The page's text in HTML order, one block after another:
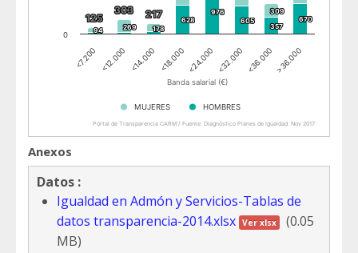
Banda salarial (€)
125
125
303
303 217
217
94
94 269
269 178
178
309
309
628
628
976
976
605
605
357
357
670
670
MUJERES HOMBRES
<7.200 <12.000 <14.000 <18.000 <24.000 <32.000 <36.000 >36.000
0
Portal de Transparencia CARM / Fuente: Diagnóstico Planes de Igualdad. Nov 2017
End of interactive chart.
Anexos
Datos :
Igualdad en Admón y Servicios-Tablas de
datos transparencia-2014.xlsx Ver xlsx
(0.05
MB)